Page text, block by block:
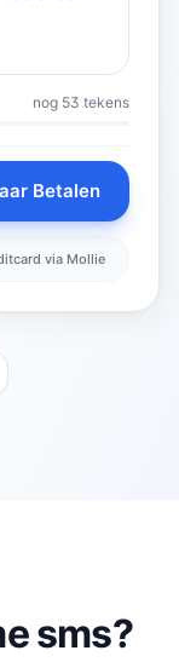
nog 53 tekens
Betalen
via Mollie
sms?